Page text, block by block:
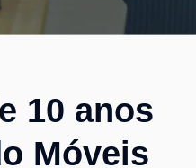
10 anos
Móveis